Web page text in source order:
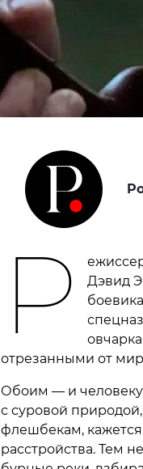
Р
Дэвид
отрезанными от
Обоим — и
с суровой
флешбекам,
расстройства. Тем